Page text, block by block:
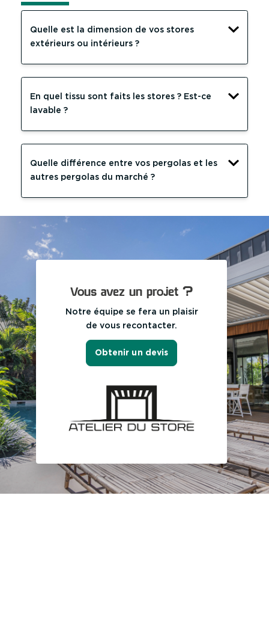
Quelle est la dimension de vos stores
extérieurs ou intérieurs ?
En quel tissu sont faits les stores ? Est-ce
lavable ?
Quelle différence entre vos pergolas et les
autres pergolas du marché ?
Vous avez un projet ?
Notre équipe se fera un plaisir
de vous recontacter.
Obtenir un devis